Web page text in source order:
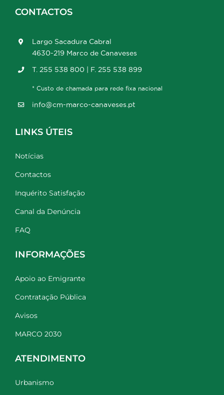
CONTACTOS
Largo Sacadura Cabral
4630-219 Marco de Canaveses
T. 255 538 800 | F. 255 538 899
* Custo de chamada para rede fixa nacional
info@cm-marco-canaveses.pt
LINKS ÚTEIS
Notícias
Contactos
Inquérito Satisfação
Canal da Denúncia
FAQ
INFORMAÇÕES
Apoio ao Emigrante
Contratação Pública
Avisos
MARCO 2030
ATENDIMENTO
Urbanismo